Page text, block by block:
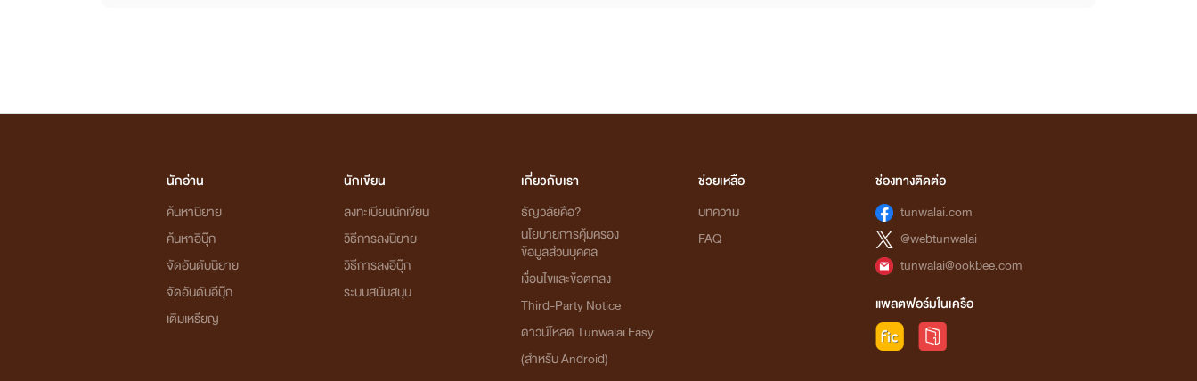
นักอ่าน
ค้นหานิยาย
ค้นหาอีบุ๊ก
จัดอันดับนิยาย
จัดอันดับอีบุ๊ก
เติมเหรียญ
นักเขียน
ลงทะเบียนนักเขียน
วิธีการลงนิยาย
วิธีการลงอีบุ๊ก
ระบบสนับสนุน
เกี่ยวกับเรา
ธัญวลัยคือ?
นโยบายการคุ้มครอง
ข้อมูลส่วนบุคคล
เงื่อนไขและข้อตกลง
Third-Party Notice
ดาวน์โหลด Tunwalai Easy
(สำหรับ Android)
ช่วยเหลือ
บทความ
FAQ
ช่องทางติดต่อ
tunwalai.com
@webtunwalai
tunwalai@ookbee.com
แพลตฟอร์มในเครือ